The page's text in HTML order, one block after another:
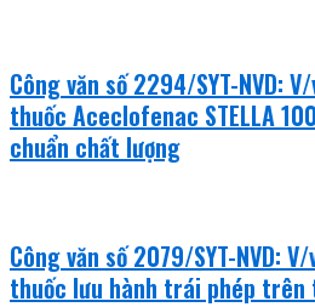
Công văn số 2294/SYT-NVD:
thuốc Aceclofenac STELLA
chuẩn chất lượng
Công văn số 2079/SYT-NVD:
thuốc lưu hành trái phép